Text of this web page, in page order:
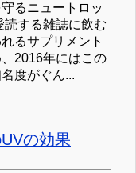
るニュートロッ
読する雑誌に飲む
るサプリメント
2016年にはこの
度がぐん...
の効果